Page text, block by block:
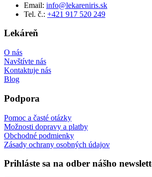
Email: info@lekareniris.sk
Tel. č.: +421 917 520 249
Lekáreň
O nás
Navštívte nás
Kontaktuje nás
Blog
Podpora
Pomoc a časté otázky
Možnosti dopravy a platby
Obchodné podmienky
Zásady ochrany osobných údajov
Prihláste sa na odber nášho